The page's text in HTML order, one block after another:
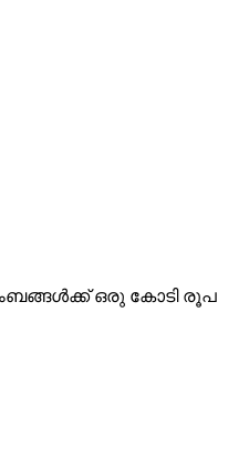
ഒരു കോടി രൂപ